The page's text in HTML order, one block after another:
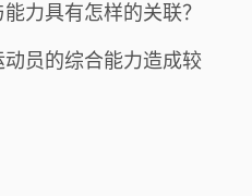
力具有怎样的关联？
员的综合能力造成较